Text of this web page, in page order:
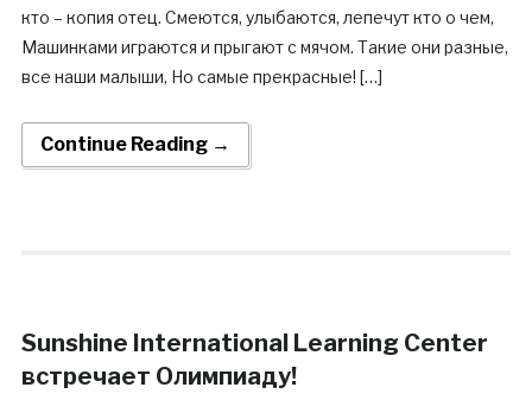
кто – копия отец. Смеются, улыбаются, лепечут кто о чем,
Машинками играются и прыгают с мячом. Такие они разные,
все наши малыши, Но самые прекрасные! […]
Continue Reading →
Sunshine International Learning Center
встречает Олимпиаду!